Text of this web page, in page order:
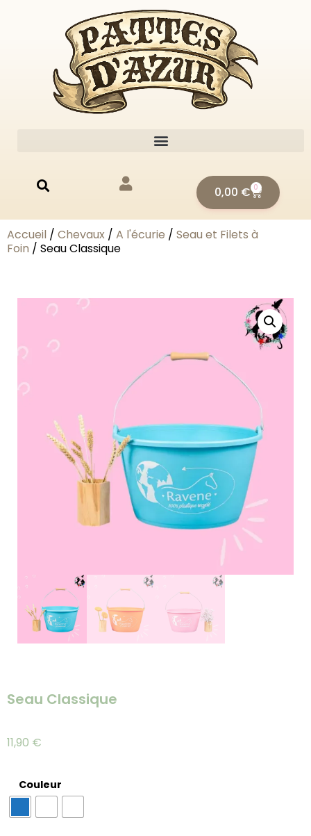
0,00 € 0
Accueil / Chevaux / A l'écurie / Seau et Filets à
Foin / Seau Classique
Seau Classique
11,90 €
Couleur